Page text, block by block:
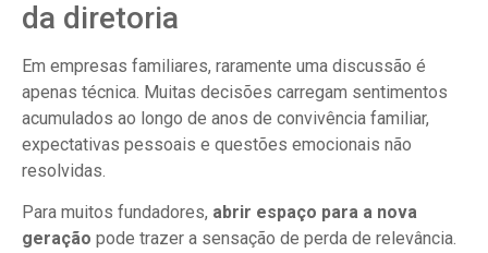
da diretoria
Em empresas familiares, raramente uma discussão é
apenas técnica. Muitas decisões carregam sentimentos
acumulados ao longo de anos de convivência familiar,
expectativas pessoais e questões emocionais não
resolvidas.
Para muitos fundadores, abrir espaço para a nova
geração pode trazer a sensação de perda de relevância.